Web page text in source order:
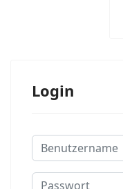
Login
Benutzername
Passwort